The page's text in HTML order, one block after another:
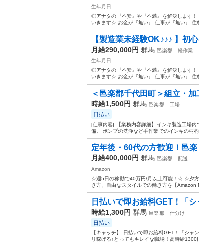
生年月日
◎アナタの『不安』や『不満』を解決します
いきます☆ お金が『無い』 仕事が『無い』 住
【製造業未経験OK♪♪♪ 】初
月給290,000円 群馬 邑楽郡
軽作業
生年月日
◎アナタの『不安』や『不満』を解決します
いきます☆ お金が『無い』 仕事が『無い』 住
＜邑楽郡千代田町＞組立・
時給1,500円 群馬 邑楽郡 工場
日払い
[仕事内容] 【業務内容詳細】インキ製造工場
備。 ポンプの洗浄など手作業でのインキの柄
定年後・60代の方歓迎！邑
月給400,000円 群馬 邑楽郡
配送
Amazon
☆週5日の稼動で40万円/月以上可能！☆ ☆夕
き方、自由なスタイルでの働き方を【
日払いで即お給料GET！「
時給1,300円 群馬 邑楽郡 仕分け
日払い
【キャッチ】 日払いで即お給料GET！「シ
リ稼げる♪とってもキレイな職場！高時給